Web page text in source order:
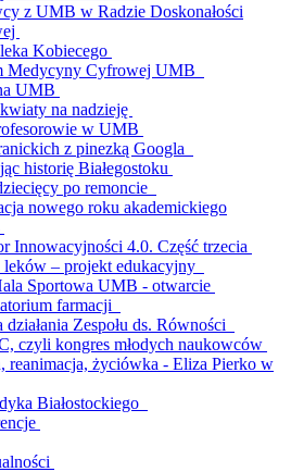
z UMB w Radzie Doskonałości
Kobiecego
Medycyny Cyfrowej UMB
UMB
na nadzieję
w UMB
z pinezką Googla
historię Białegostoku
po remoncie
nowego roku akademickiego
Innowacyjności 4.0. Część trzecia
leków – projekt edukacyjny
Sportowa UMB - otwarcie
farmacji
działania Zespołu ds. Równości
czyli kongres młodych naukowców
reanimacja, życiówka - Eliza Pierko w
Białostockiego